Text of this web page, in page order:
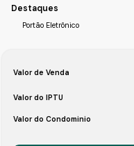
Destaques
Portão Eletrônico
Valor de Venda
Valor do IPTU
Valor do Condominio